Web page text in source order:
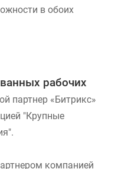
в обоих
рабочих
партнер «Битрикс»
"Крупные
компанией